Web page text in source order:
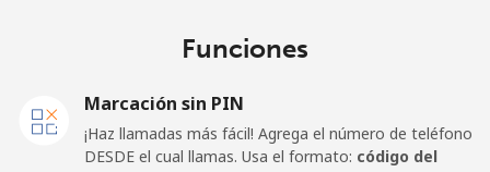
Línea fija
Funciones
Marcación sin PIN
¡Haz llamadas más fácil! Agrega el número de teléfono
DESDE el cual llamas. Usa el formato: código del